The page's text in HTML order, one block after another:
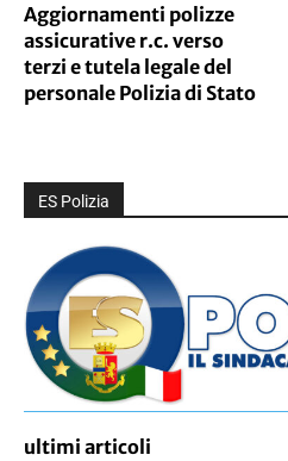
Aggiornamenti polizze
assicurative r.c. verso
terzi e tutela legale del
personale Polizia di Stato
ES Polizia
ultimi articoli